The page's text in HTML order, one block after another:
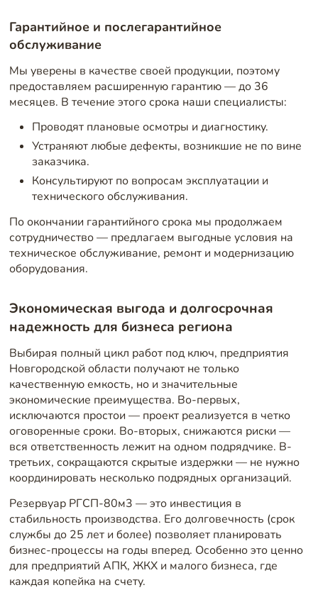
Гарантийное и послегарантийное
обслуживание
Мы уверены в качестве своей продукции, поэтому
предоставляем расширенную гарантию — до 36
месяцев. В течение этого срока наши специалисты:
Проводят плановые осмотры и диагностику.
Устраняют любые дефекты, возникшие не по вине
заказчика.
Консультируют по вопросам эксплуатации и
технического обслуживания.
По окончании гарантийного срока мы продолжаем
сотрудничество — предлагаем выгодные условия на
техническое обслуживание, ремонт и модернизацию
оборудования.
Экономическая выгода и долгосрочная
надежность для бизнеса региона
Выбирая полный цикл работ под ключ, предприятия
Новгородской области получают не только
качественную емкость, но и значительные
экономические преимущества. Во-первых,
исключаются простои — проект реализуется в четко
оговоренные сроки. Во-вторых, снижаются риски —
вся ответственность лежит на одном подрядчике. В-
третьих, сокращаются скрытые издержки — не нужно
координировать несколько подрядных организаций.
Резервуар РГСП-80м3 — это инвестиция в
стабильность производства. Его долговечность (срок
службы до 25 лет и более) позволяет планировать
бизнес-процессы на годы вперед. Особенно это ценно
для предприятий АПК, ЖКХ и малого бизнеса, где
каждая копейка на счету.